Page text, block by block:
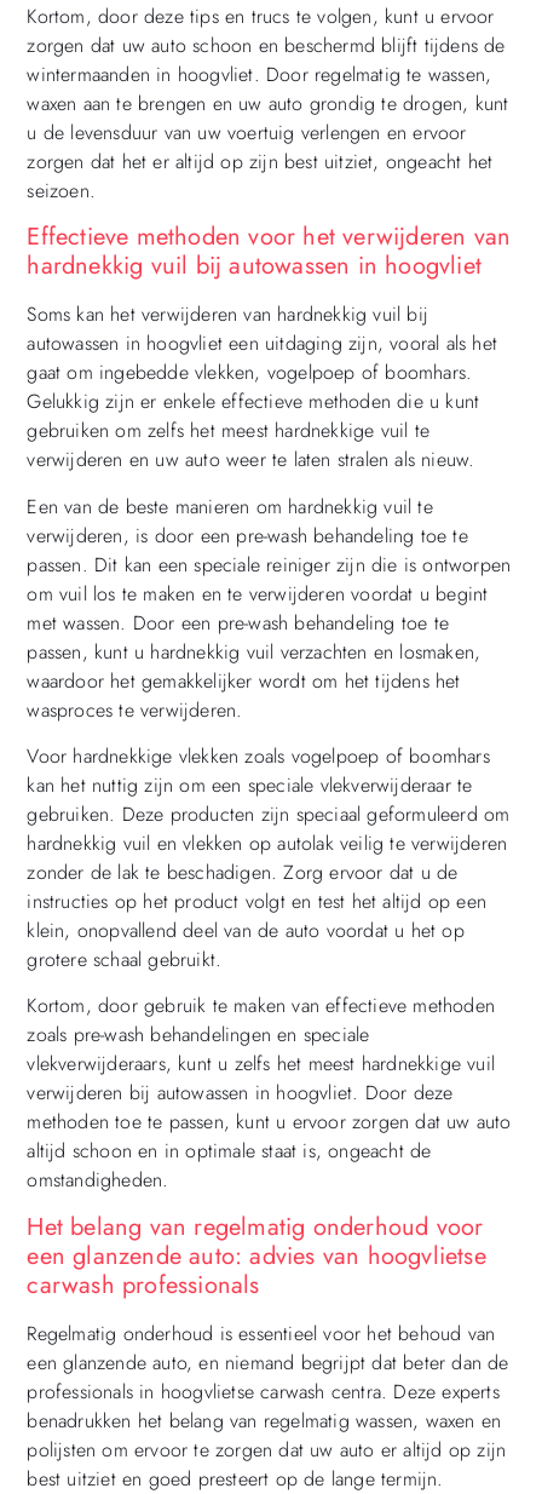
Kortom, door deze tips en trucs te volgen, kunt u ervoor
zorgen dat uw auto schoon en beschermd blijft tijdens de
wintermaanden in hoogvliet. Door regelmatig te wassen,
waxen aan te brengen en uw auto grondig te drogen, kunt
u de levensduur van uw voertuig verlengen en ervoor
zorgen dat het er altijd op zijn best uitziet, ongeacht het
seizoen.
Effectieve methoden voor het verwijderen van
hardnekkig vuil bij autowassen in hoogvliet
Soms kan het verwijderen van hardnekkig vuil bij
autowassen in hoogvliet een uitdaging zijn, vooral als het
gaat om ingebedde vlekken, vogelpoep of boomhars.
Gelukkig zijn er enkele effectieve methoden die u kunt
gebruiken om zelfs het meest hardnekkige vuil te
verwijderen en uw auto weer te laten stralen als nieuw.
Een van de beste manieren om hardnekkig vuil te
verwijderen, is door een pre-wash behandeling toe te
passen. Dit kan een speciale reiniger zijn die is ontworpen
om vuil los te maken en te verwijderen voordat u begint
met wassen. Door een pre-wash behandeling toe te
passen, kunt u hardnekkig vuil verzachten en losmaken,
waardoor het gemakkelijker wordt om het tijdens het
wasproces te verwijderen.
Voor hardnekkige vlekken zoals vogelpoep of boomhars
kan het nuttig zijn om een ​​speciale vlekverwijderaar te
gebruiken. Deze producten zijn speciaal geformuleerd om
hardnekkig vuil en vlekken op autolak veilig te verwijderen
zonder de lak te beschadigen. Zorg ervoor dat u de
instructies op het product volgt en test het altijd op een
klein, onopvallend deel van de auto voordat u het op
grotere schaal gebruikt.
Kortom, door gebruik te maken van effectieve methoden
zoals pre-wash behandelingen en speciale
vlekverwijderaars, kunt u zelfs het meest hardnekkige vuil
verwijderen bij autowassen in hoogvliet. Door deze
methoden toe te passen, kunt u ervoor zorgen dat uw auto
altijd schoon en in optimale staat is, ongeacht de
omstandigheden.
Het belang van regelmatig onderhoud voor
een glanzende auto: advies van hoogvlietse
carwash professionals
Regelmatig onderhoud is essentieel voor het behoud van
een glanzende auto, en niemand begrijpt dat beter dan de
professionals in hoogvlietse carwash centra. Deze experts
benadrukken het belang van regelmatig wassen, waxen en
polijsten om ervoor te zorgen dat uw auto er altijd op zijn
best uitziet en goed presteert op de lange termijn.